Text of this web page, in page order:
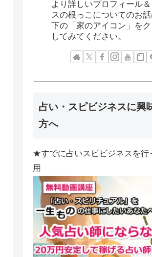
より詳しいプロフィール
スの根っこについてのお
下の「家のアイコン」をク
してみてください。
占い・スピビジネスに興
方へ
★すでに占いスピビジネスを行
用